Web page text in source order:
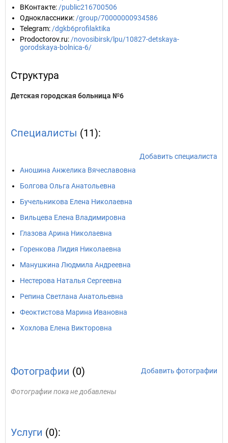
ВКонтакте: /public216700506
Одноклассники: /group/70000000934586
Telegram: /dgkb6profilaktika
Prodoctorov.ru: /novosibirsk/lpu/10827-detskaya-
gorodskaya-bolnica-6/
Структура
Детская городская больница №6
Специалисты (11):
Добавить специалиста
Аношина Анжелика Вячеславовна
Болгова Ольга Анатольевна
Бучельникова Елена Николаевна
Вильцева Елена Владимировна
Глазова Арина Николаевна
Горенкова Лидия Николаевна
Манушкина Людмила Андреевна
Нестерова Наталья Сергеевна
Репина Светлана Анатольевна
Феоктистова Марина Ивановна
Хохлова Елена Викторовна
Фотографии (0) Добавить фотографии
Фотографии пока не добавлены
Услуги (0):